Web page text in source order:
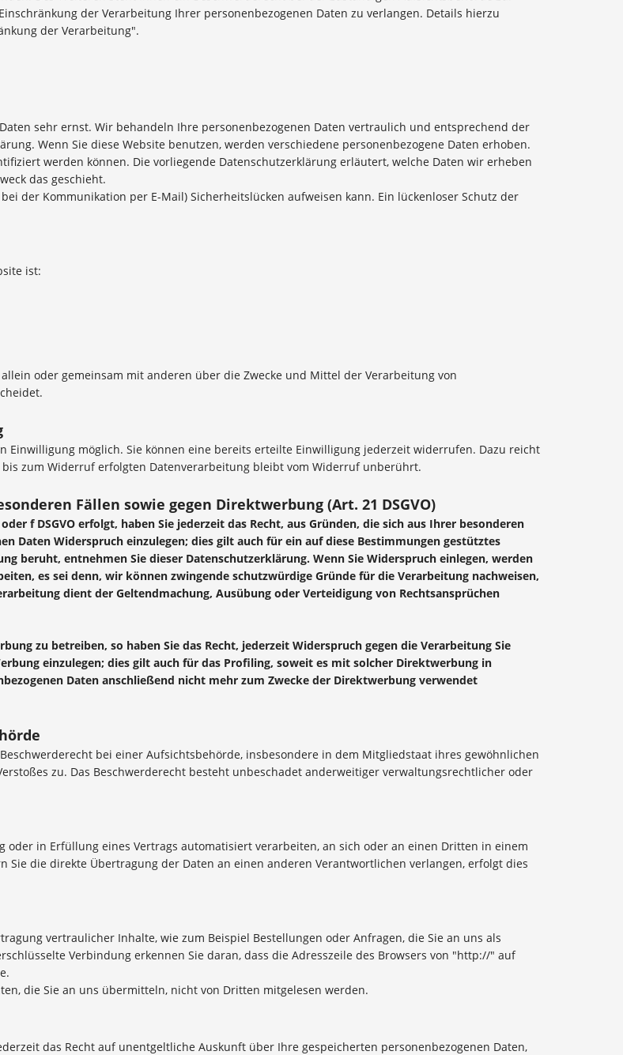
der Verarbeitung Ihrer personenbezogenen Daten zu verlangen. Details hierzu
der Verarbeitung".
sehr ernst. Wir behandeln Ihre personenbezogenen Daten vertraulich und entsprechend der
Wenn Sie diese Website benutzen, werden verschiedene personenbezogene Daten erhoben.
werden können. Die vorliegende Datenschutzerklärung erläutert, welche Daten wir erheben
das geschieht.
der Kommunikation per E-Mail) Sicherheitslücken aufweisen kann. Ein lückenloser Schutz der
ist:
oder gemeinsam mit anderen über die Zwecke und Mittel der Verarbeitung von
möglich. Sie können eine bereits erteilte Einwilligung jederzeit widerrufen. Dazu reicht
zum Widerruf erfolgten Datenverarbeitung bleibt vom Widerruf unberührt.
Fällen sowie gegen Direktwerbung (Art. 21 DSGVO)
f DSGVO erfolgt, haben Sie jederzeit das Recht, aus Gründen, die sich aus Ihrer besonderen
Daten Widerspruch einzulegen; dies gilt auch für ein auf diese Bestimmungen gestütztes
beruht, entnehmen Sie dieser Datenschutzerklärung. Wenn Sie Widerspruch einlegen, werden
es sei denn, wir können zwingende schutzwürdige Gründe für die Verarbeitung nachweisen,
dient der Geltendmachung, Ausübung oder Verteidigung von Rechtsansprüchen
zu betreiben, so haben Sie das Recht, jederzeit Widerspruch gegen die Verarbeitung Sie
einzulegen; dies gilt auch für das Profiling, soweit es mit solcher Direktwerbung in
Daten anschließend nicht mehr zum Zwecke der Direktwerbung verwendet
bei einer Aufsichtsbehörde, insbesondere in dem Mitgliedstaat ihres gewöhnlichen
zu. Das Beschwerderecht besteht unbeschadet anderweitiger verwaltungsrechtlicher oder
oder in Erfüllung eines Vertrags automatisiert verarbeiten, an sich oder an einen Dritten in einem
Sie die direkte Übertragung der Daten an einen anderen Verantwortlichen verlangen, erfolgt dies
vertraulicher Inhalte, wie zum Beispiel Bestellungen oder Anfragen, die Sie an uns als
Verbindung erkennen Sie daran, dass die Adresszeile des Browsers von "http://" auf
die Sie an uns übermitteln, nicht von Dritten mitgelesen werden.
das Recht auf unentgeltliche Auskunft über Ihre gespeicherten personenbezogenen Daten,